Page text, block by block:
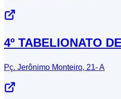
4º TABELIONATO
Pç. Jerônimo Monteiro, 21- A